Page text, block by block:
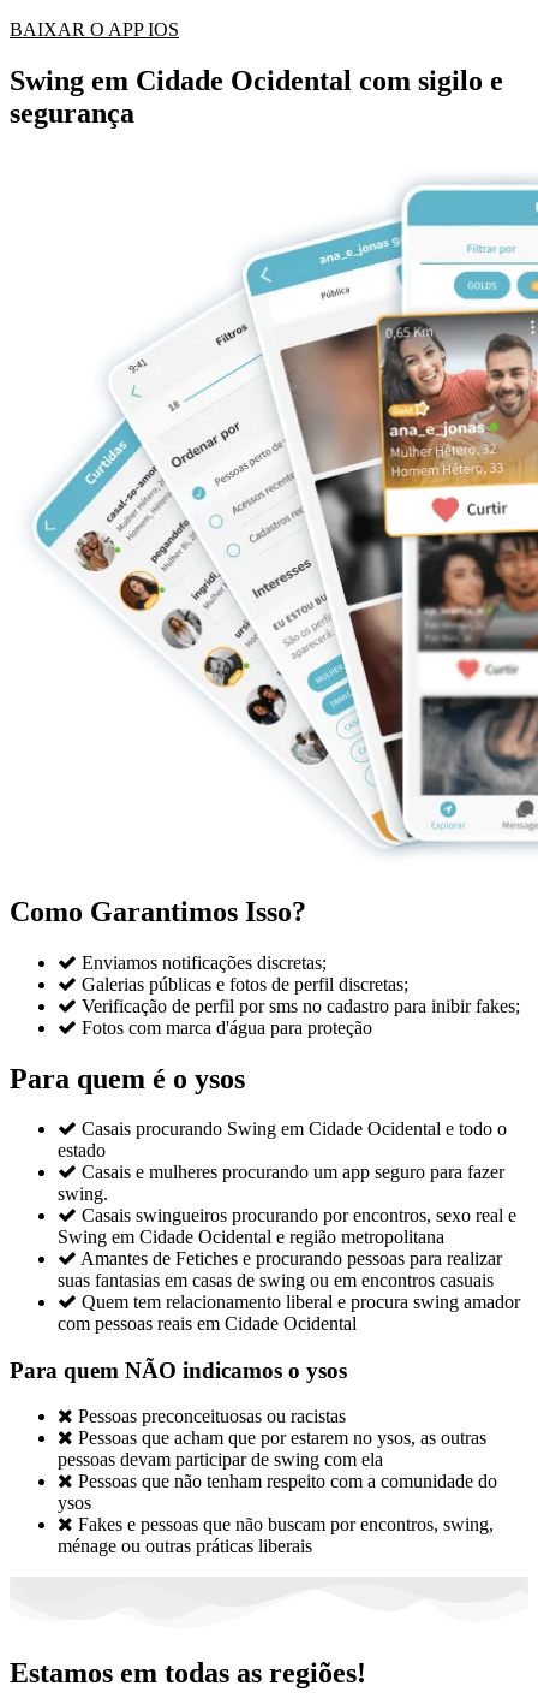
BAIXAR O APP IOS
Swing em Cidade Ocidental com sigilo e
segurança
Como Garantimos Isso?
 Enviamos notificações discretas;
 Galerias públicas e fotos de perfil discretas;
 Verificação de perfil por sms no cadastro para inibir fakes;
 Fotos com marca d'água para proteção
Para quem é o ysos
 Casais procurando Swing em Cidade Ocidental e todo o
estado
 Casais e mulheres procurando um app seguro para fazer
swing.
 Casais swingueiros procurando por encontros, sexo real e
Swing em Cidade Ocidental e região metropolitana
 Amantes de Fetiches e procurando pessoas para realizar
suas fantasias em casas de swing ou em encontros casuais
 Quem tem relacionamento liberal e procura swing amador
com pessoas reais em Cidade Ocidental
Para quem NÃO indicamos o ysos
 Pessoas preconceituosas ou racistas
 Pessoas que acham que por estarem no ysos, as outras
pessoas devam participar de swing com ela
 Pessoas que não tenham respeito com a comunidade do
ysos
 Fakes e pessoas que não buscam por encontros, swing,
ménage ou outras práticas liberais
Estamos em todas as regiões!